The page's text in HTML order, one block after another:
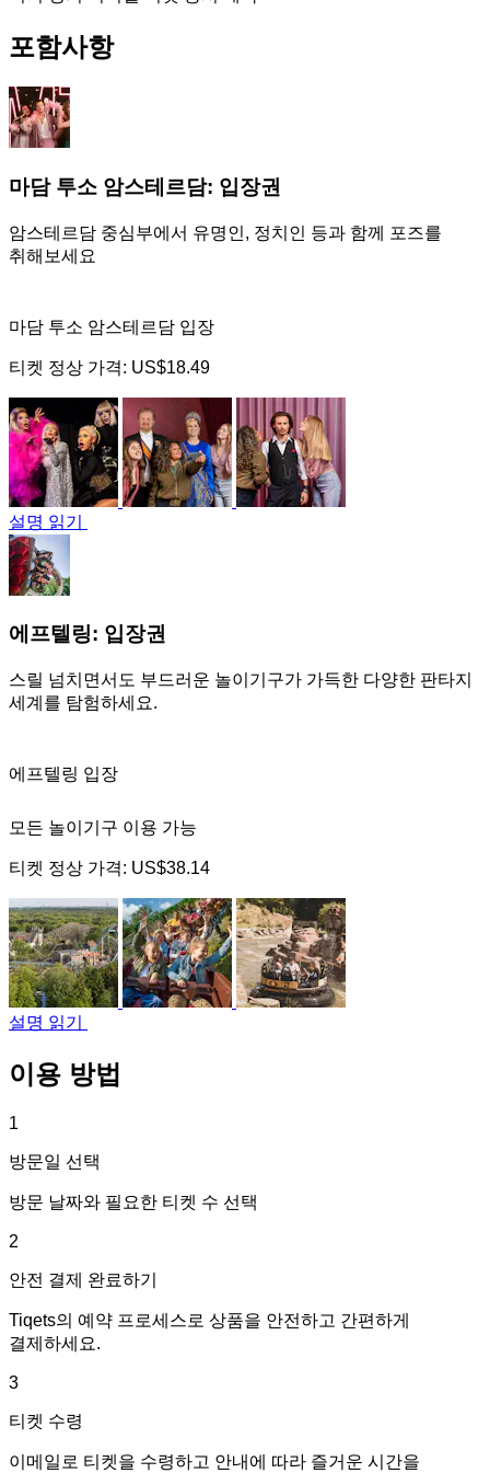
포함사항
마담 투소 암스테르담: 입장권
암스테르담 중심부에서 유명인, 정치인 등과 함께 포즈를
취해보세요
마담 투소 암스테르담 입장
티켓 정상 가격: US$18.49
설명 읽기
에프텔링: 입장권
스릴 넘치면서도 부드러운 놀이기구가 가득한 다양한 판타지
세계를 탐험하세요.
에프텔링 입장
모든 놀이기구 이용 가능
티켓 정상 가격: US$38.14
설명 읽기
이용 방법
1
방문일 선택
방문 날짜와 필요한 티켓 수 선택
2
안전 결제 완료하기
Tiqets의 예약 프로세스로 상품을 안전하고 간편하게
결제하세요.
3
티켓 수령
이메일로 티켓을 수령하고 안내에 따라 즐거운 시간을